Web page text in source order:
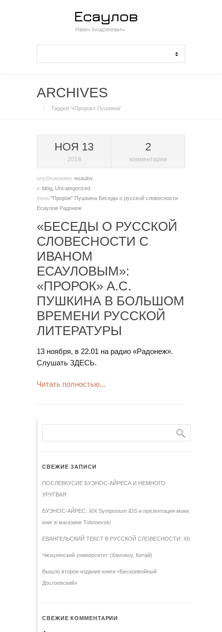
ARCHIVES
Tagged ‘«Пророк» Пушкина‘
НОЯ 13
2018
2
комментарии
опубликовано esaulov
в blog Uncategorized
теги"Пророк" Пушкина Беседы о русской словесности
Есаулов Радонеж
«БЕСЕДЫ О РУССКОЙ
СЛОВЕСНОСТИ С
ИВАНОМ
ЕСАУЛОВЫМ»:
«ПРОРОК» А.С.
ПУШКИНА В БОЛЬШОМ
ВРЕМЕНИ РУССКОЙ
ЛИТЕРАТУРЫ
13 ноября, в 22.01 на радио «Радонеж».
Слушать ЗДЕСЬ.
Читать полностью...
СВЕЖИЕ ЗАПИСИ
ПОСЛЕВКУСИЕ БУЭНОС-АЙРЕСА И НЕМНОГО
УРУГВАЯ
БУЭНОС-АЙРЕС: XIX Symposium IDS и презентация моих
книг в магазине Tolstoevski
ЕВАНГЕЛЬСКИЙ ТЕКСТ В РУССКОЙ СЛОВЕСНОСТИ: XII
Чжэцзянский университет (Ханчжоу, Китай)
Вышло второе издание книги «Бесконвойный
Достоевский»
СВЕЖИЕ КОММЕНТАРИИ